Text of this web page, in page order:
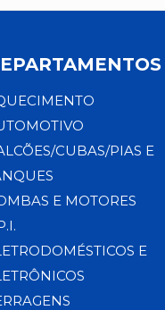
CUBAS/PIAS E
E MOTORES
E